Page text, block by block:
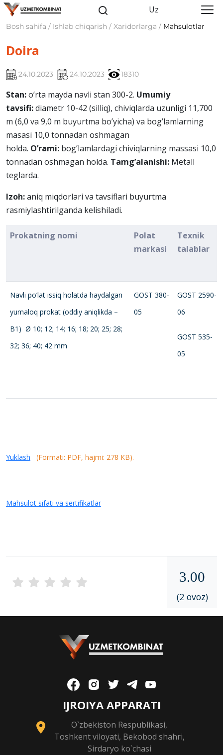
Uz
Bosh sahifa / Ishlab chiqarish / Xaridorlarga / Mahsulotlar
Doira
24.10.2023 24.10.2023 18310
Stan:o’rta mayda navli stan 300-2. Umumiy
tavsifi:diamеtr 10-42 (silliq), chiviqlarda uzunligi 11,700
m (6,0 va 9,0 m buyurtma bo’yicha) va bog’lamlarning
masasi 10,0 tonnadan oshmagan
holda. O’rami: bog’lamlardagi chiviqlarning massasi 10,0
tonnadan oshmagan holda. Tamg’alanishi: Mеtall
teglarda.
Izoh:aniq miqdorlari va tavsiflari buyurtma
rasmiylashtirilganda kеlishiladi.
Prokatning nomi
Polat
markasi
Tеxnik
talablar
Navli po’lat issiq holatda haydalgan
yumaloq prokat (oddiy aniqlikda –
В1) Ø 10; 12; 14; 16; 18; 20; 25; 28;
32; 36; 40; 42 mm
GOST 380-
05
GOST 2590-
06
GOST 535-
05
Yuklash (Formati: PDF, hajmi: 278 КB).
Mahsulot sifati va sertifikatlar
3.00
(2 ovoz)
IJROIYA APPARATI
O`zbekiston Respublikasi,
Toshkent viloyati, Bekobod shahri,
Sirdaryo ko`chasi